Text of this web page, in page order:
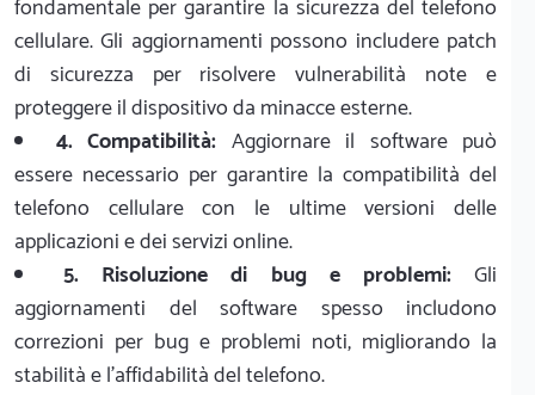
fondamentale per garantire la sicurezza del telefono
cellulare. Gli aggiornamenti possono includere patch
di sicurezza per risolvere vulnerabilità note e
proteggere il dispositivo da minacce esterne.
4. Compatibilità: Aggiornare il software può
essere necessario per garantire la compatibilità del
telefono cellulare con le ultime versioni delle
applicazioni e dei servizi online.
5. Risoluzione di bug e problemi:Gli
aggiornamenti del software spesso includono
correzioni per bug e problemi noti, migliorando la
stabilità e l'affidabilità del telefono.